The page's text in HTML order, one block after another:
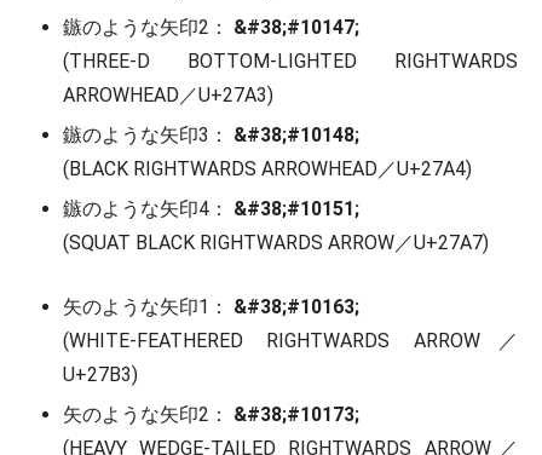
鏃のような矢印2： &#38;#10147;
(THREE-D BOTTOM-LIGHTED RIGHTWARDS
ARROWHEAD／U+27A3)
鏃のような矢印3： &#38;#10148;
(BLACK RIGHTWARDS ARROWHEAD／U+27A4)
鏃のような矢印4： &#38;#10151;
(SQUAT BLACK RIGHTWARDS ARROW／U+27A7)
矢のような矢印1： &#38;#10163;
(WHITE-FEATHERED RIGHTWARDS ARROW／
U+27B3)
矢のような矢印2： &#38;#10173;
(HEAVY WEDGE-TAILED RIGHTWARDS ARROW／